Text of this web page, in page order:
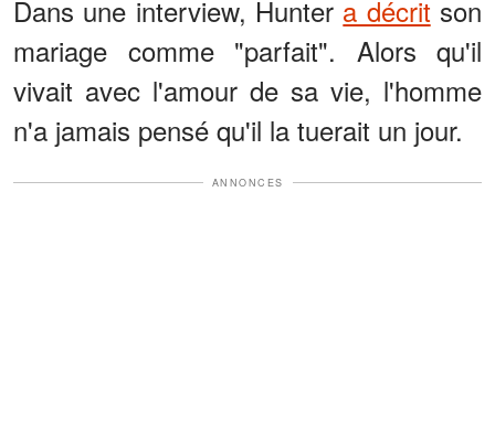
Dans une interview, Hunter a décrit son
mariage comme "parfait". Alors qu'il
vivait avec l'amour de sa vie, l'homme
n'a jamais pensé qu'il la tuerait un jour.
ANNONCES